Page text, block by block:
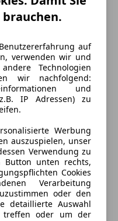
l/100 km (komb.)
auf
verwenden wir und
Technologien
wir nachfolgend:
und
IP Adressen) zu
Werbung
auszuspielen, unser
Verwendung zu
Button unten rechts,
Cookies
Verarbeitung
oder den
detaillierte Auswahl
treffen oder um der